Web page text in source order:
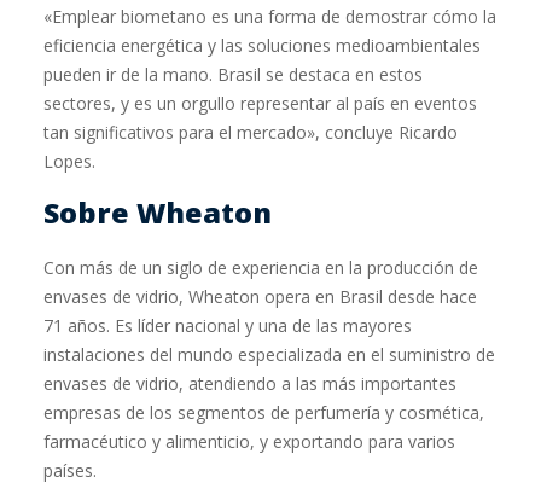
«Emplear biometano es una forma de demostrar cómo la
eficiencia energética y las soluciones medioambientales
pueden ir de la mano. Brasil se destaca en estos
sectores, y es un orgullo representar al país en eventos
tan significativos para el mercado», concluye Ricardo
Lopes.
Sobre Wheaton
Con más de un siglo de experiencia en la producción de
envases de vidrio, Wheaton opera en Brasil desde hace
71 años. Es líder nacional y una de las mayores
instalaciones del mundo especializada en el suministro de
envases de vidrio, atendiendo a las más importantes
empresas de los segmentos de perfumería y cosmética,
farmacéutico y alimenticio, y exportando para varios
países.